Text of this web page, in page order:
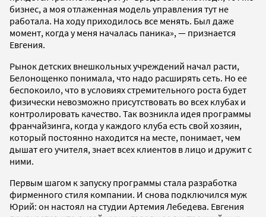
бизнес, а моя отлаженная модель управления тут не
работала. На ходу приходилось все менять. Был даже
момент, когда у меня началась паника», — признается
Евгения.
Рынок детских внешкольных учреждений начал расти,
Белонощенко понимала, что надо расширять сеть. Но ее
беспокоило, что в условиях стремительного роста будет
физически невозможно присутствовать во всех клубах и
контролировать качество. Так возникла идея программы
франчайзинга, когда у каждого клуба есть свой хозяин,
который постоянно находится на месте, понимает, чем
дышат его учителя, знает всех клиентов в лицо и дружит с
ними.
Первым шагом к запуску программы стала разработка
фирменного стиля компании. И снова подключился муж
Юрий: он настоял на студии Артемия Лебедева. Евгения